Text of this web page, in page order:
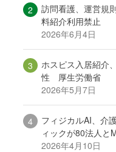
訪問看護、運営規
料紹介利用禁止
2026年6月4日
ホスピス入居紹介
性 厚生労働省
2026年5月7日
フィジカルAI、介
ィックが80法人と
2026年4月10日